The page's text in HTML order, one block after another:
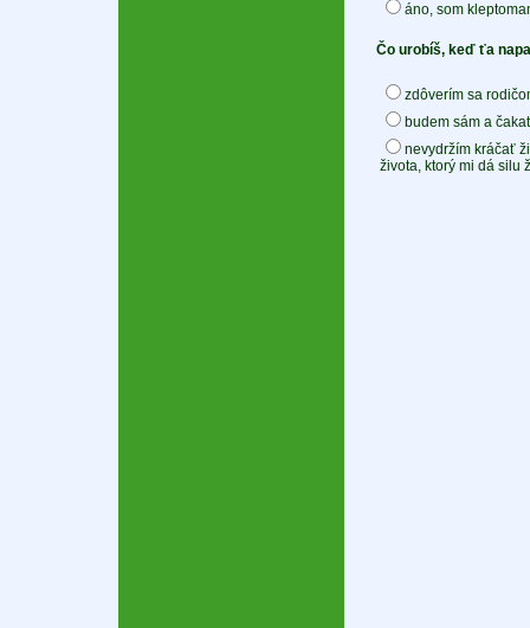
áno, som
Čo urobíš, keď ťa
zdôverím sa
budem sám a
nevydržím kráčať
života, ktorý mi dá silu